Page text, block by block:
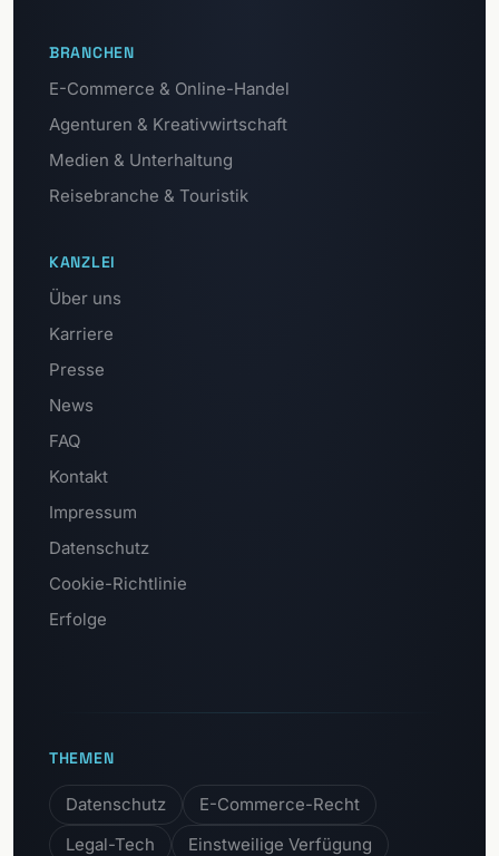
BRANCHEN
E-Commerce & Online-Handel
Agenturen & Kreativwirtschaft
Medien & Unterhaltung
Reisebranche & Touristik
KANZLEI
Über uns
Karriere
Presse
News
FAQ
Kontakt
Impressum
Datenschutz
Cookie-Richtlinie
Erfolge
THEMEN
Datenschutz
E-Commerce-Recht
Legal-Tech
Einstweilige Verfügung